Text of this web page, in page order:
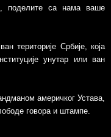
поделите са нама ваше
територије Србије, којa
унутар или ван
америчког Устава,
говора и штампе.